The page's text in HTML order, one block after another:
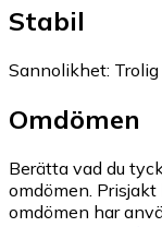
Stabil
Sannolikhet: Trolig
Omdömen
Berätta vad du
omdömen.
omdömen har